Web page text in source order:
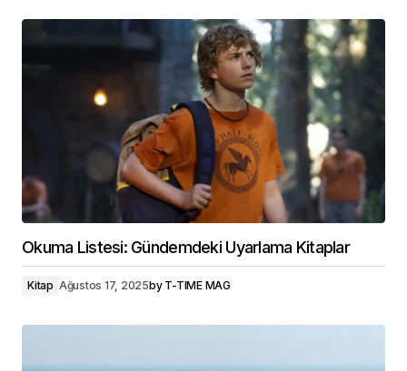
Okuma Listesi: Gündemdeki Uyarlama Kitaplar
Kitap Ağustos 17, 2025by T-TIME MAG